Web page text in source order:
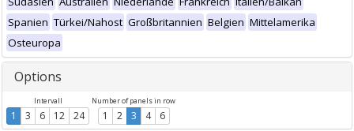
Spanien Türkei/Nahost Großbritannien Belgien Mittelamerika
Osteuropa
Options
Intervall
1 3 6 12 24
Number of panels in row
1 2 3 4 6